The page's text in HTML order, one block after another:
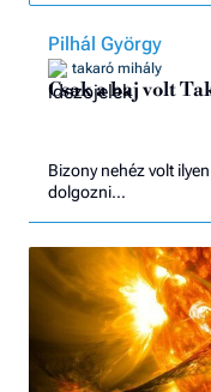
Pilhál György
takaró mihály
Csak a baj volt
Bizony nehéz volt
dolgozni…